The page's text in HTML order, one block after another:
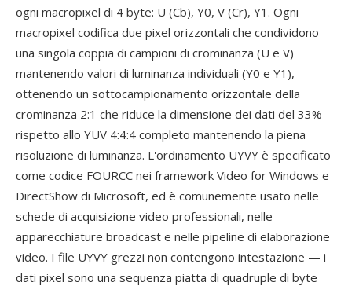
ogni macropixel di 4 byte: U (Cb), Y0, V (Cr), Y1. Ogni
macropixel codifica due pixel orizzontali che condividono
una singola coppia di campioni di crominanza (U e V)
mantenendo valori di luminanza individuali (Y0 e Y1),
ottenendo un sottocampionamento orizzontale della
crominanza 2:1 che riduce la dimensione dei dati del 33%
rispetto allo YUV 4:4:4 completo mantenendo la piena
risoluzione di luminanza. L'ordinamento UYVY è specificato
come codice FOURCC nei framework Video for Windows e
DirectShow di Microsoft, ed è comunemente usato nelle
schede di acquisizione video professionali, nelle
apparecchiature broadcast e nelle pipeline di elaborazione
video. I file UYVY grezzi non contengono intestazione — i
dati pixel sono una sequenza piatta di quadruple di byte